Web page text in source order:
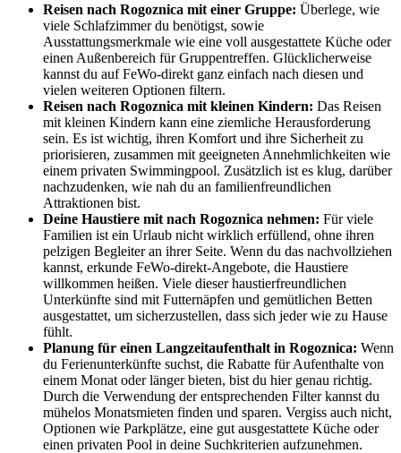
Reisen nach Rogoznica mit einer Gruppe: Überlege, wie
viele Schlafzimmer du benötigst, sowie
Ausstattungsmerkmale wie eine voll ausgestattete Küche oder
einen Außenbereich für Gruppentreffen. Glücklicherweise
kannst du auf FeWo-direkt ganz einfach nach diesen und
vielen weiteren Optionen filtern.
Reisen nach Rogoznica mit kleinen Kindern: Das Reisen
mit kleinen Kindern kann eine ziemliche Herausforderung
sein. Es ist wichtig, ihren Komfort und ihre Sicherheit zu
priorisieren, zusammen mit geeigneten Annehmlichkeiten wie
einem privaten Swimmingpool. Zusätzlich ist es klug, darüber
nachzudenken, wie nah du an familienfreundlichen
Attraktionen bist.
Deine Haustiere mit nach Rogoznica nehmen: Für viele
Familien ist ein Urlaub nicht wirklich erfüllend, ohne ihren
pelzigen Begleiter an ihrer Seite. Wenn du das nachvollziehen
kannst, erkunde FeWo-direkt-Angebote, die Haustiere
willkommen heißen. Viele dieser haustierfreundlichen
Unterkünfte sind mit Futternäpfen und gemütlichen Betten
ausgestattet, um sicherzustellen, dass sich jeder wie zu Hause
fühlt.
Planung für einen Langzeitaufenthalt in Rogoznica: Wenn
du Ferienunterkünfte suchst, die Rabatte für Aufenthalte von
einem Monat oder länger bieten, bist du hier genau richtig.
Durch die Verwendung der entsprechenden Filter kannst du
mühelos Monatsmieten finden und sparen. Vergiss auch nicht,
Optionen wie Parkplätze, eine gut ausgestattete Küche oder
einen privaten Pool in deine Suchkriterien aufzunehmen.